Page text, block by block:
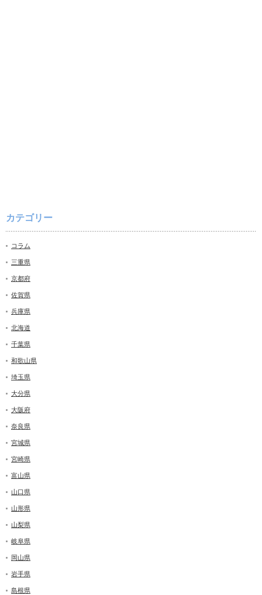
カテゴリー
コラム
三重県
京都府
佐賀県
兵庫県
北海道
千葉県
和歌山県
埼玉県
大分県
大阪府
奈良県
宮城県
宮崎県
富山県
山口県
山形県
山梨県
岐阜県
岡山県
岩手県
島根県